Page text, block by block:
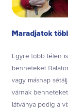
Maradjatok
Egyre több télen
benneteket
vagy másnap
várnak
látványa pedig a